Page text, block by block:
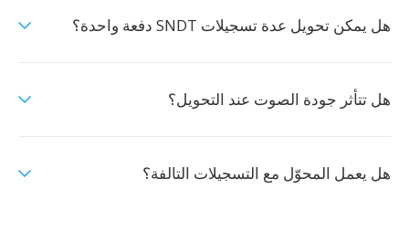
هل يمكن تحويل عدة تسجيلات SNDT دفعة واحدة؟
هل تتأثر جودة الصوت عند التحويل؟
هل يعمل المحوّل مع التسجيلات التالفة؟